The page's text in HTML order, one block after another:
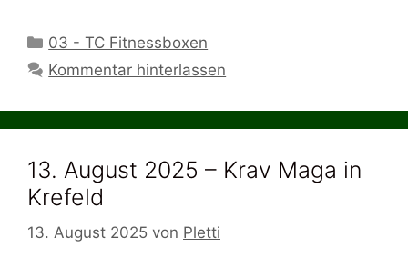
Kategorien
03 - TC Fitnessboxen
Kommentar hinterlassen
13. August 2025 – Krav Maga in
Krefeld
13. August 2025 von Pletti